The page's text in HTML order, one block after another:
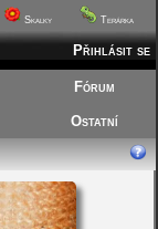
Skalky Terárka
Přihlásit se
Fórum
Ostatní